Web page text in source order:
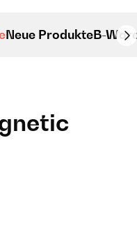
Neue ProdukteB-